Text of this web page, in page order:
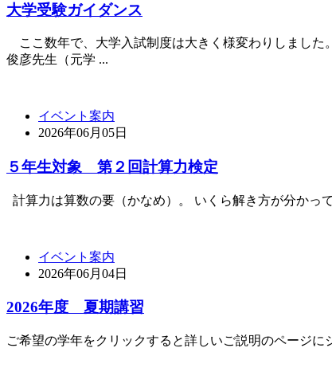
大学受験ガイダンス
ここ数年で、大学入試制度は大きく様変わりしました
俊彦先生（元学 ...
イベント案内
2026年06月05日
５年生対象 第２回計算力検定
計算力は算数の要（かなめ）。 いくら解き方が分かっ
イベント案内
2026年06月04日
2026年度 夏期講習
ご希望の学年をクリックすると詳しいご説明のページ